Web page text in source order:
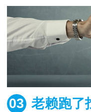
03 老赖跑了